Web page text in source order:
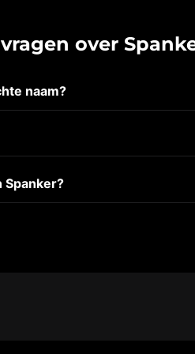
over
naam?
Spanker?